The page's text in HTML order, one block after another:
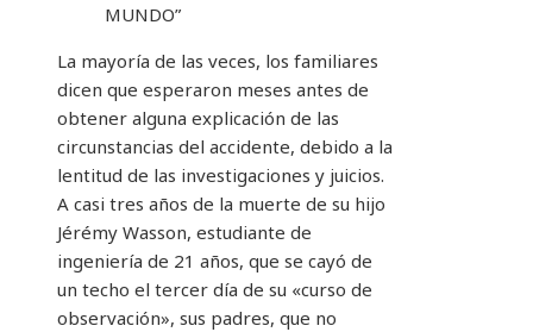
MUNDO”
La mayoría de las veces, los familiares
dicen que esperaron meses antes de
obtener alguna explicación de las
circunstancias del accidente, debido a la
lentitud de las investigaciones y juicios.
A casi tres años de la muerte de su hijo
Jérémy Wasson, estudiante de
ingeniería de 21 años, que se cayó de
un techo el tercer día de su «curso de
observación», sus padres, que no